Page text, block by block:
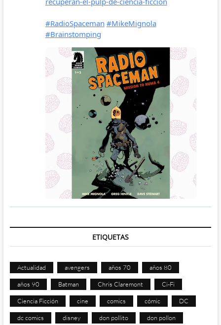
ETIQUETAS
Actualidad avengers años 70 años 80
años 90 Batman Chris Claremont Ci-Fi
Ciencia Ficción cine comics cómic DC
dc comics disney don pollito don pollon